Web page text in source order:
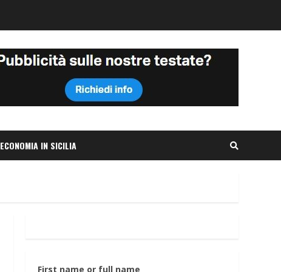
ECONOMIA IN SICILIA
First name or full name